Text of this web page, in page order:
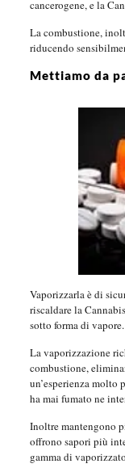
cancerogene, e la
La combustione,
riducendo
Mettiamo da
Vaporizzarla è di
riscaldare la
sotto forma di vapore.
La vaporizzazione
combustione,
un’esperienza molto
ha mai fumato ne
Inoltre mantengono
offrono sapori più
gamma di